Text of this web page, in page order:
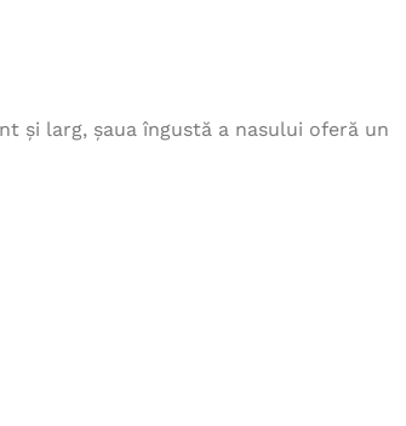
139,00
și larg, șaua îngustă a nasului oferă un